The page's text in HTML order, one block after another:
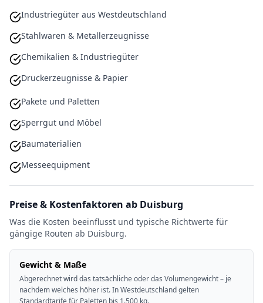
Industriegüter aus Westdeutschland
Stahlwaren & Metallerzeugnisse
Chemikalien & Industriegüter
Druckerzeugnisse & Papier
Pakete und Paletten
Sperrgut und Möbel
Baumaterialien
Messeequipment
Preise & Kostenfaktoren ab Duisburg
Was die Kosten beeinflusst und typische Richtwerte für
gängige Routen ab Duisburg.
Gewicht & Maße
Abgerechnet wird das tatsächliche oder das Volumengewicht – je
nachdem welches höher ist. In Westdeutschland gelten